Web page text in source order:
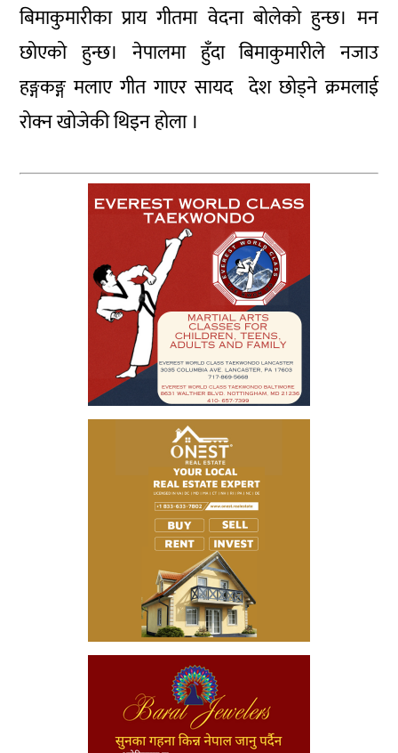
बिमाकुमारीका प्राय गीतमा वेदना बोलेको हुन्छ। मन
छोएको हुन्छ। नेपालमा हुँदा बिमाकुमारीले नजाउ
हङ्गकङ्ग मलाए गीत गाएर सायद देश छोड्ने क्रमलाई
रोक्न खोजेकी थिइन होला ।